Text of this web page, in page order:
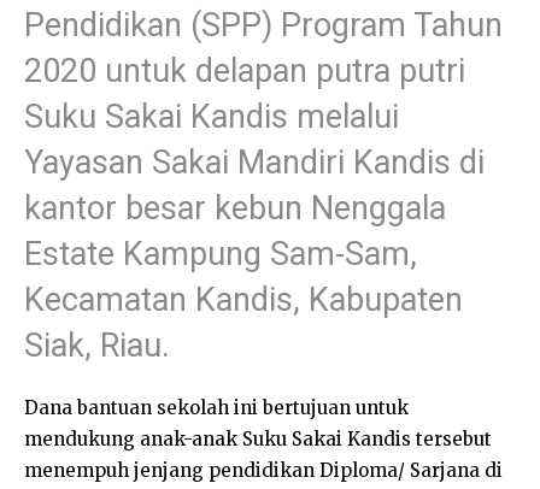
Pendidikan (SPP) Program Tahun
2020 untuk delapan putra putri
Suku Sakai Kandis melalui
Yayasan Sakai Mandiri Kandis di
kantor besar kebun Nenggala
Estate Kampung Sam-Sam,
Kecamatan Kandis, Kabupaten
Siak, Riau.
Dana bantuan sekolah ini bertujuan untuk
mendukung anak-anak Suku Sakai Kandis tersebut
menempuh jenjang pendidikan Diploma/ Sarjana di